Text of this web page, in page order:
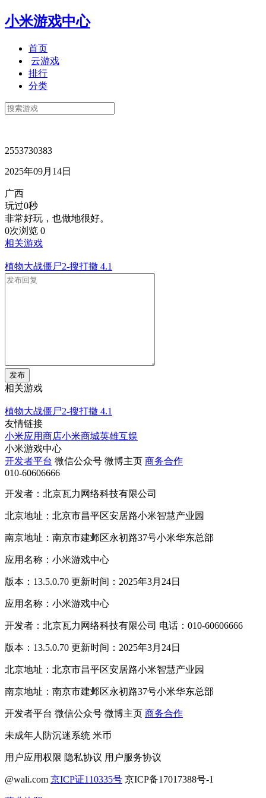
小米游戏中心
首页
云游戏
排行
分类
2553730383
2025年09月14日
广西
玩过0秒
非常好玩，也做地很好。
0次浏览 0
相关游戏
植物大战僵尸2-搜打撤 4.1
发布
相关游戏
植物大战僵尸2-搜打撤 4.1
友情链接
小米应用商店小米商城英雄互娱
小米游戏中心
开发者平台 微信公众号 微博主页 商务合作
010-60606666
开发者：北京瓦力网络科技有限公司
北京地址：北京市昌平区安居路小米智慧产业园
南京地址：南京市建邺区永初路37号小米华东总部
应用名称：小米游戏中心
版本：13.5.0.70 更新时间：2025年3月24日
应用名称：小米游戏中心
开发者：北京瓦力网络科技有限公司 电话：010-60606666
版本：13.5.0.70 更新时间：2025年3月24日
北京地址：北京市昌平区安居路小米智慧产业园
南京地址：南京市建邺区永初路37号小米华东总部
开发者平台 微信公众号 微博主页 商务合作
未成年人防沉迷系统 米币
用户应用权限 隐私协议 用户服务协议
@wali.com 京ICP证110335号 京ICP备17017388号-1